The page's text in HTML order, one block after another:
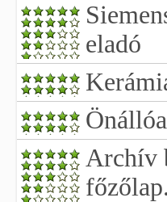
eladó
Archív